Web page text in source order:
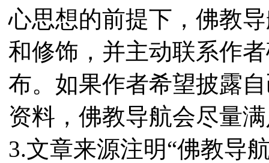
心思想的前提下，佛教
和修饰，并主动联系作
布。如果作者希望披露
资料，佛教导航会尽量
3.文章来源注明“佛教导